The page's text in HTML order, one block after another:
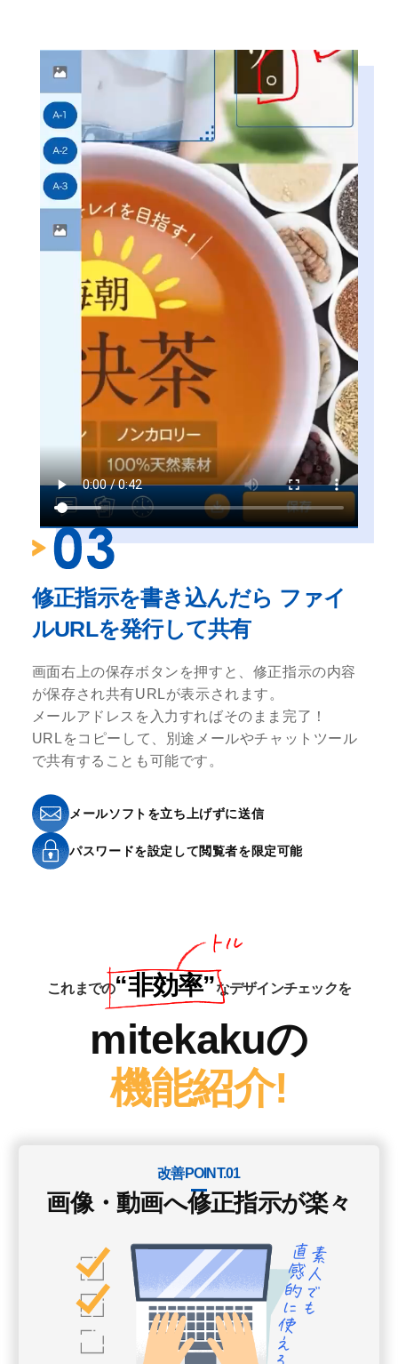
修正指示を書き込んだら ファイ
ルURLを発行して共有
画面右上の保存ボタンを押すと、修正指示の内容
が保存され共有URLが表示されます。
メールアドレスを入力すればそのまま完了！
URLをコピーして、別途メールやチャットツール
で共有することも可能です。
メールソフトを立ち上げずに送信
パスワードを設定して閲覧者を限定可能
これまでの“非効率”なデザインチェックを
mitekakuの
機能紹介!
改善POINT.01
画像・動画へ修正指示が楽々